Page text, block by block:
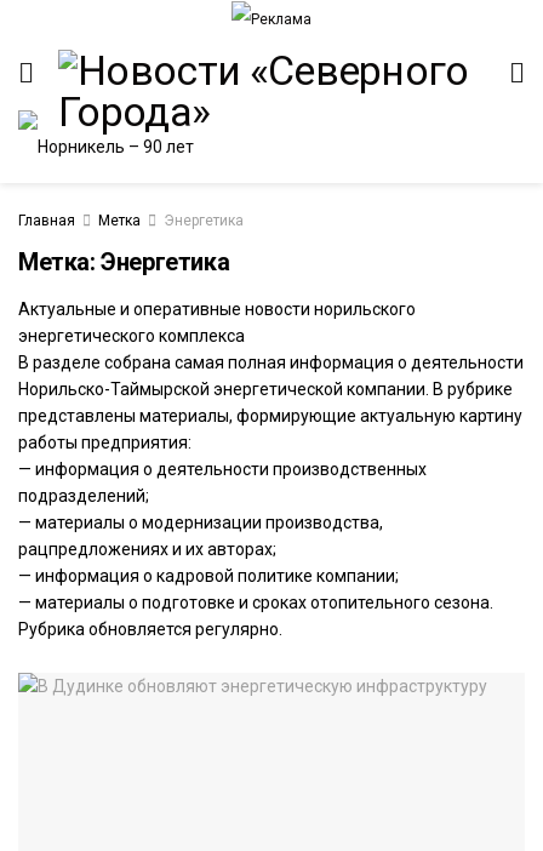
Главная Метка Энергетика
Метка:Энергетика
Актуальные и оперативные новости норильского
энергетического комплекса
В разделе собрана самая полная информация о деятельности
Норильско-Таймырской энергетической компании. В рубрике
представлены материалы, формирующие актуальную картину
работы предприятия:
— информация о деятельности производственных
подразделений;
— материалы о модернизации производства,
рацпредложениях и их авторах;
— информация о кадровой политике компании;
— материалы о подготовке и сроках отопительного сезона.
Рубрика обновляется регулярно.